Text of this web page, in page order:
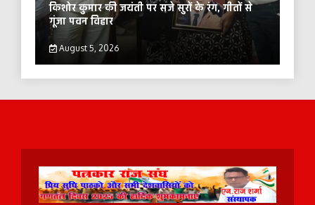
किशोर कुमार की जयंती पर सजे सुरों के रंग, गीतों से
गूंजा पवन विहार
August 5, 2026